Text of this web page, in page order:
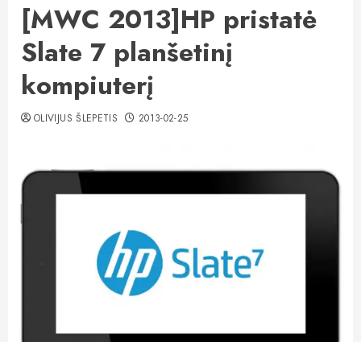
[MWC 2013]HP pristatė
Slate 7 planšetinį
kompiuterį
OLIVIJUS ŠLEPETIS 2013-02-25